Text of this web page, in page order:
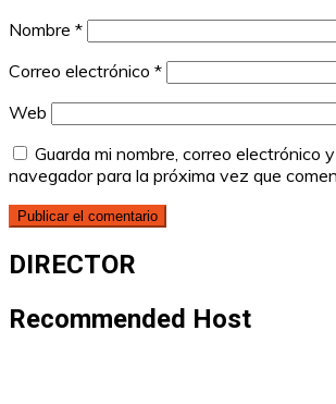
Nombre *
Correo electrónico *
Web
Guarda mi nombre, correo electrónico
navegador para la próxima vez que
DIRECTOR
Recommended Host